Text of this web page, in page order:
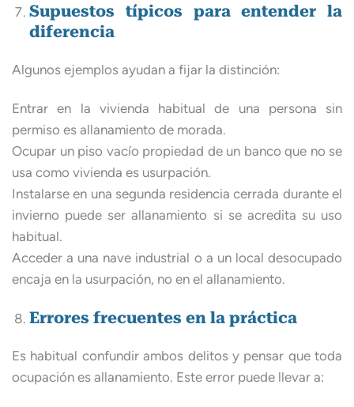
Supuestos típicos para entender la
diferencia
Algunos ejemplos ayudan a fijar la distinción:
Entrar en la vivienda habitual de una persona sin
permiso es allanamiento de morada.
Ocupar un piso vacío propiedad de un banco que no se
usa como vivienda es usurpación.
Instalarse en una segunda residencia cerrada durante el
invierno puede ser allanamiento si se acredita su uso
habitual.
Acceder a una nave industrial o a un local desocupado
encaja en la usurpación, no en el allanamiento.
Errores frecuentes en la práctica
Es habitual confundir ambos delitos y pensar que toda
ocupación es allanamiento. Este error puede llevar a: